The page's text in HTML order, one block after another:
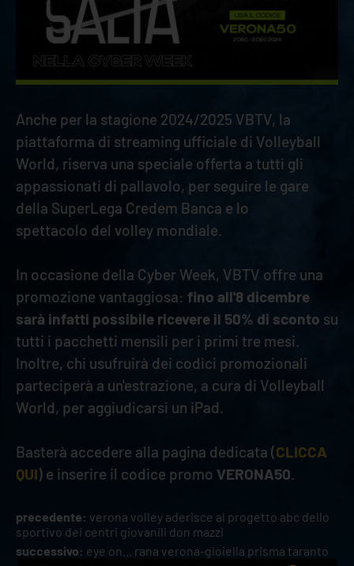
Anche per la stagione 2024/2025 VBTV, la
piattaforma di streaming ufficiale di Volleyball
World, riserva una speciale offerta a tutti gli
appassionati di pallavolo, per seguire le gare
della SuperLega Credem Banca e lo
spettacolo del volley mondiale.
In occasione della Cyber Week, VBTV offre una
promozione vantaggiosa: fino all'8 dicembre
sarà infatti possibile ricevere il 50% di sconto su
tutti i pacchetti mensili per i primi tre mesi.
Inoltre, chi usufruirà dei codici promozionali
parteciperà a un'estrazione, a cura di Volleyball
World, per aggiudicarsi un iPad.
Basterà accedere alla pagina dedicata (CLICCA
QUI) e inserire il codice promo VERONA50
precedente: verona volley aderisce al progetto abc dello
sportivo dei centri giovanili don mazzi
successivo: eye on... rana verona-gioiella prisma taranto